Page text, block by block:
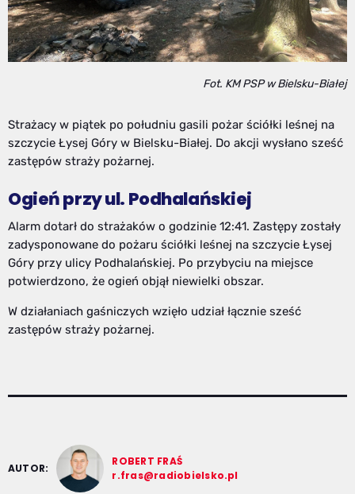
Fot. KM PSP w Bielsku-Białej
Strażacy w piątek po południu gasili pożar ściółki leśnej na
szczycie Łysej Góry w Bielsku-Białej. Do akcji wysłano sześć
zastępów straży pożarnej.
Ogień przy ul. Podhalańskiej
Alarm dotarł do strażaków o godzinie 12:41. Zastępy zostały
zadysponowane do pożaru ściółki leśnej na szczycie Łysej
Góry przy ulicy Podhalańskiej. Po przybyciu na miejsce
potwierdzono, że ogień objął niewielki obszar.
W działaniach gaśniczych wzięło udział łącznie sześć
zastępów straży pożarnej.
AUTOR:
ROBERT FRAŚ
r.fras@radiobielsko.pl